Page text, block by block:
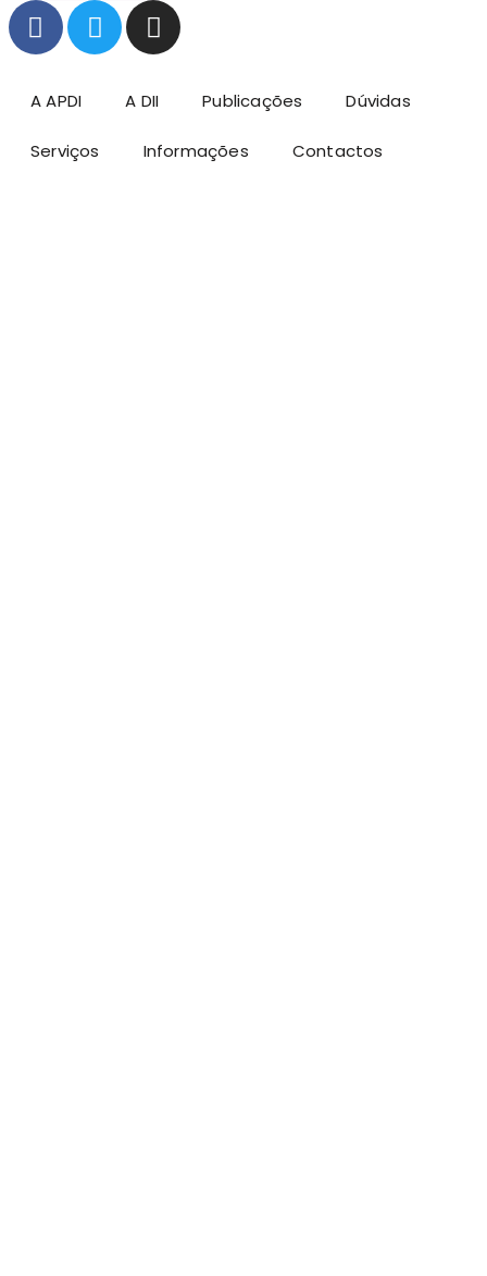
A APDI A DII Publicações Dúvidas
Serviços Informações Contactos